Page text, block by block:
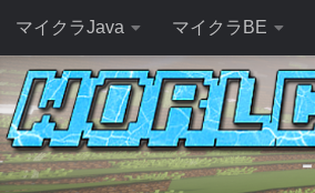
マイクラJava マイクラBE